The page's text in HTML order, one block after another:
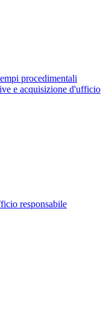
procedimentali
e acquisizione d'ufficio
responsabile